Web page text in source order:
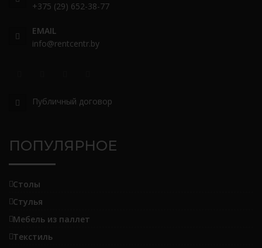
+375 (29) 652-38-77
EMAIL
info@rentcentr.by
Публичный договор
ПОПУЛЯРНОЕ
Столы
Стулья
Мебель из паллет
Текстиль